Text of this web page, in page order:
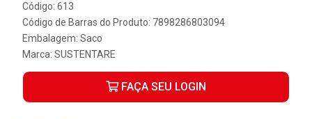
Código: 613
Código de Barras do Produto: 7898286803094
Embalagem: Saco
Marca: SUSTENTARE
FAÇA SEU LOGIN